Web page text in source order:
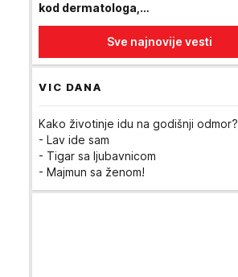
kod dermatologa,
neurologa i ginekologa
Sve najnovije vesti
VIC DANA
Kako životinje idu na godišnji odmor?
- Lav ide sam
- Tigar sa ljubavnicom
- Majmun sa ženom!